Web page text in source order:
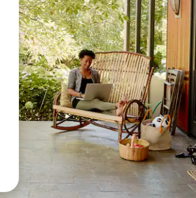
met je de pijltjestoetsen omhoog en